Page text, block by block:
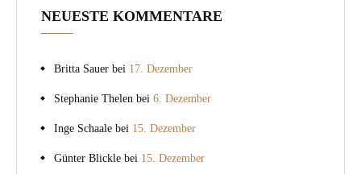
NEUESTE KOMMENTARE
Britta Sauer bei 17. Dezember
Stephanie Thelen bei 6. Dezember
Inge Schaale bei 15. Dezember
Günter Blickle bei 15. Dezember